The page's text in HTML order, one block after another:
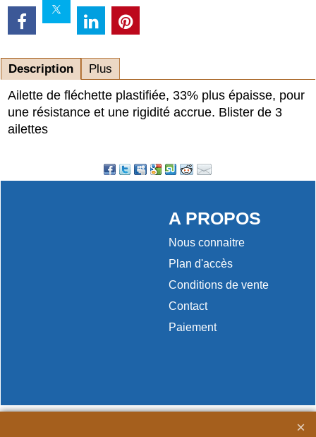
Description Plus
Ailette de fléchette plastifiée, 33% plus épaisse, pour
une résistance et une rigidité accrue. Blister de 3
ailettes
A PROPOS
Nous connaitre
Plan d'accès
Conditions de vente
Contact
Paiement